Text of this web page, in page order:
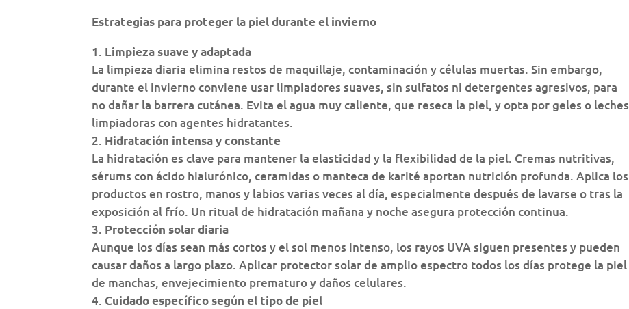
Estrategias para proteger la piel durante el invierno
Limpieza suave y adaptada
La limpieza diaria elimina restos de maquillaje, contaminación y células muertas. Sin embargo,
durante el invierno conviene usar limpiadores suaves, sin sulfatos ni detergentes agresivos, para
no dañar la barrera cutánea. Evita el agua muy caliente, que reseca la piel, y opta por geles o leches
limpiadoras con agentes hidratantes.
Hidratación intensa y constante
La hidratación es clave para mantener la elasticidad y la flexibilidad de la piel. Cremas nutritivas,
sérums con ácido hialurónico, ceramidas o manteca de karité aportan nutrición profunda. Aplica los
productos en rostro, manos y labios varias veces al día, especialmente después de lavarse o tras la
exposición al frío. Un ritual de hidratación mañana y noche asegura protección continua.
Protección solar diaria
Aunque los días sean más cortos y el sol menos intenso, los rayos UVA siguen presentes y pueden
causar daños a largo plazo. Aplicar protector solar de amplio espectro todos los días protege la piel
de manchas, envejecimiento prematuro y daños celulares.
Cuidado específico según el tipo de piel